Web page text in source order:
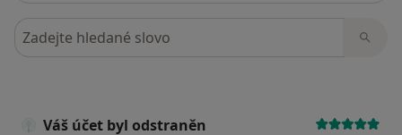
Hledejte v názorech
Váš účet byl odstraněn